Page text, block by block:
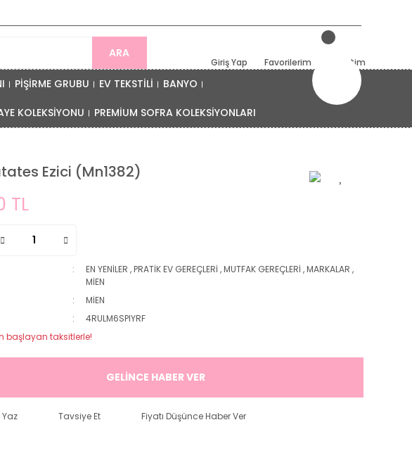
ARA
Giriş Yap Favorilerim Sepetim
PİŞİRME GRUBU EV TEKSTİLİ BANYO
KOLEKSİYONU PREMİUM SOFRA KOLEKSİYONLARI
Ezici (Mn1382)
TL
EN YENİLER ,PRATİK EV GEREÇLERİ ,MUTFAK GEREÇLERİ ,MARKALAR ,
MİEN
MİEN
4RULM6SPIYRF
başlayan taksitlerle!
GELİNCE HABER VER
Tavsiye Et Fiyatı Düşünce Haber Ver